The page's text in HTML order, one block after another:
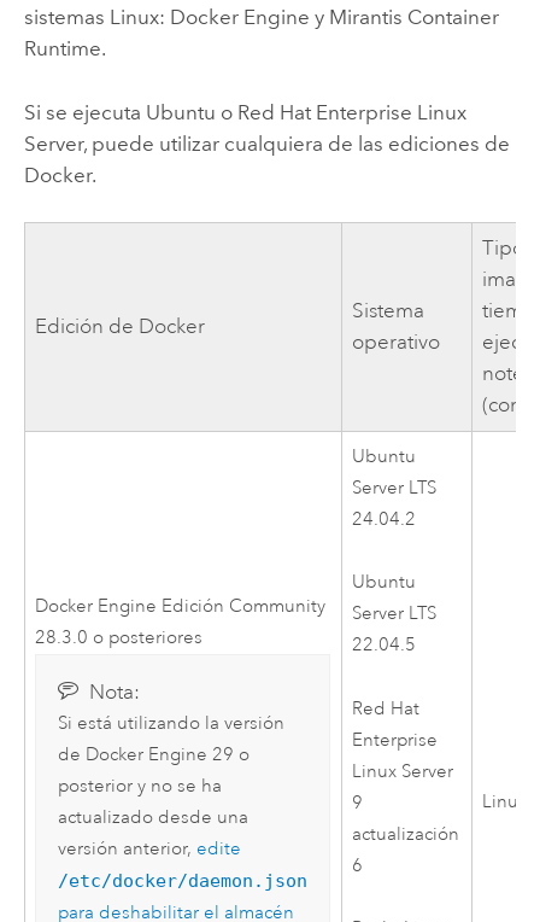
sistemas Linux: Docker Engine y Mirantis Container
Runtime.
Si se ejecuta Ubuntu o Red Hat Enterprise Linux
Server, puede utilizar cualquiera de las ediciones de
Docker.
Edición de Docker
Sistema
operativo
Tipo
Docker Engine Edición Community
28.3.0 o posteriores
Nota:
Si está utilizando la versión
de Docker Engine 29 o
posterior y no se ha
actualizado desde una
versión anterior, edite
/etc/docker/daemon.json
para deshabilitar el almacén
Ubuntu
Server LTS
24.04.2
Ubuntu
Server LTS
22.04.5
Red Hat
Enterprise
Linux Server
9
actualización
6
Linux